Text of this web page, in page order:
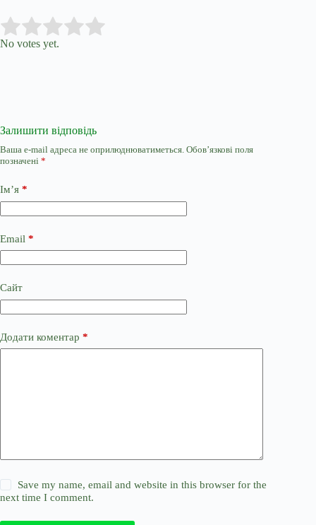
Rate this item:
No votes yet.
Залишити відповідь
Ваша e-mail адреса не оприлюднюватиметься. Обов’язкові поля
позначені *
Ім’я *
Email *
Сайт
Додати коментар *
Save my name, email and website in this browser for the
next time I comment.